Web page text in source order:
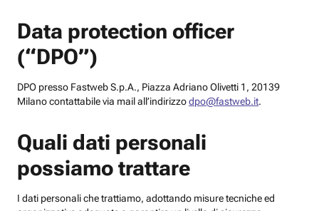
Data protection officer
(“DPO”)
DPO presso Fastweb S.p.A., Piazza Adriano Olivetti 1, 20139
Milano contattabile via mail all’indirizzodpo@fastweb.it.
Quali dati personali
possiamo trattare
I dati personali che trattiamo, adottando misure tecniche ed